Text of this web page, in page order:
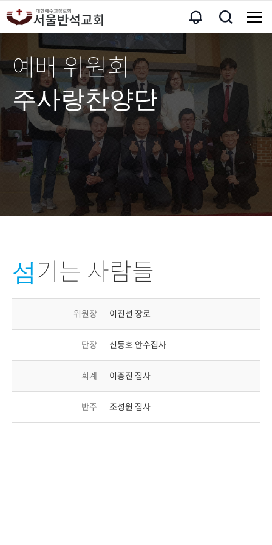
예배 위원회
주사랑찬양단
섬 기는 사람들
위원장 이진선 장로
단장 신동호 안수집사
회계 이충진 집사
반주 조성원 집사